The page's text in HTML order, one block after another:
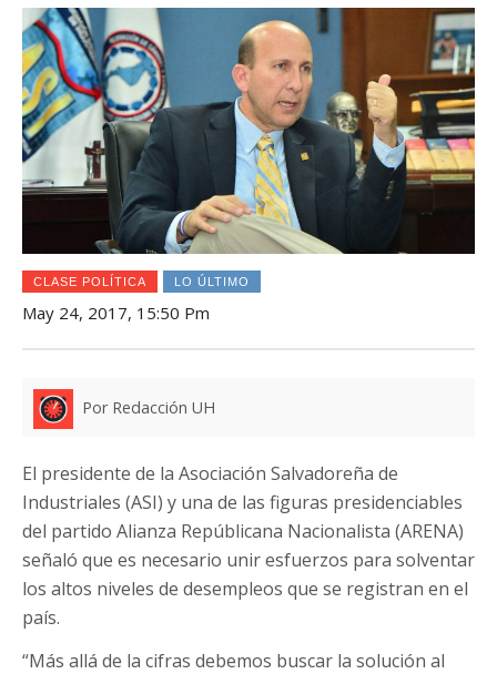
CLASE POLÍTICA LO ÚLTIMO
May 24, 2017, 15:50 Pm
Por Redacción UH
El presidente de la Asociación Salvadoreña de
Industriales (ASI) y una de las figuras presidenciables
del partido Alianza Repúblicana Nacionalista (ARENA)
señaló que es necesario unir esfuerzos para solventar
los altos niveles de desempleos que se registran en el
país.
“Más allá de la cifras debemos buscar la solución al